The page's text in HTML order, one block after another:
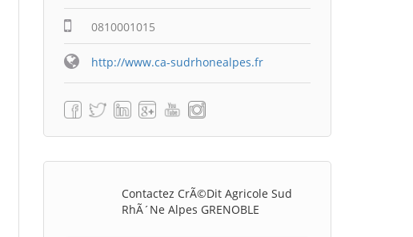
0810001015
http://www.ca-sudrhonealpes.fr
Contactez CrÃ©dit Agricole Sud
RhÃ´ne Alpes GRENOBLE